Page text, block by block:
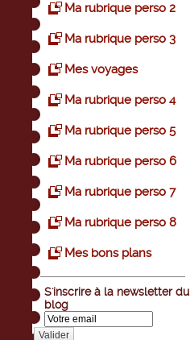
Ma rubrique perso 2
Ma rubrique perso 3
Mes voyages
Ma rubrique perso 4
Ma rubrique perso 5
Ma rubrique perso 6
Ma rubrique perso 7
Ma rubrique perso 8
Mes bons plans
S'inscrire à la newsletter du
blog
Valider